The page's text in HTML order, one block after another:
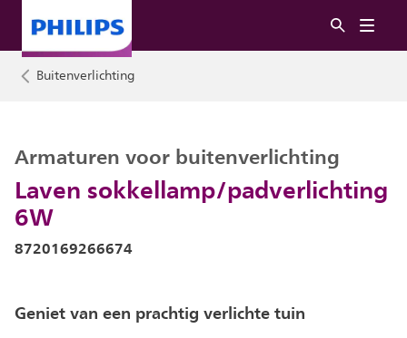
Buitenverlichting
Laven sokkellamp/padverlichting
6W
Armaturen voor buitenverlichting
8720169266674
Geniet van een prachtig verlichte tuin